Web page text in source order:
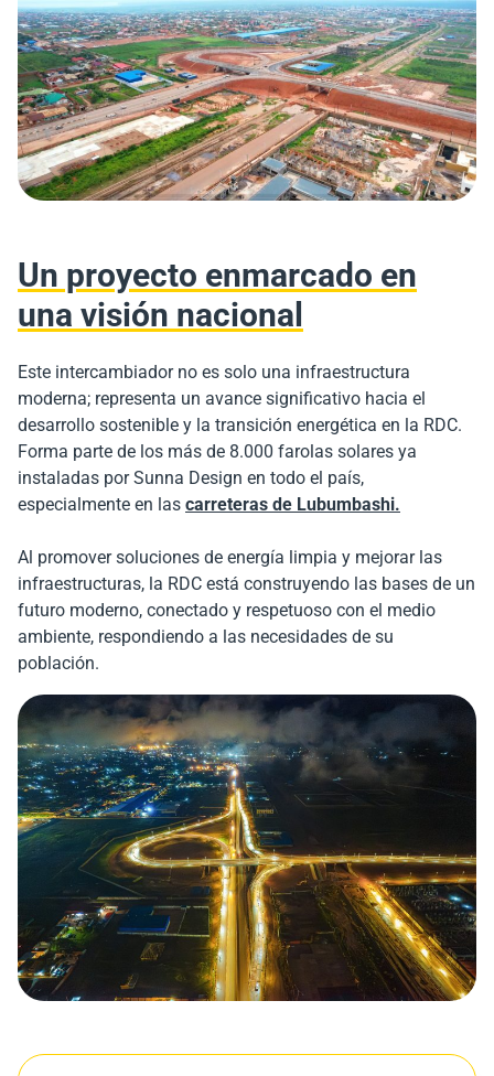
Un proyecto enmarcado en
una visión nacional
Este intercambiador no es solo una infraestructura
moderna; representa un avance significativo hacia el
desarrollo sostenible y la transición energética en la RDC.
Forma parte de los más de 8.000 farolas solares ya
instaladas por Sunna Design en todo el país,
especialmente en las carreteras de Lubumbashi.
Al promover soluciones de energía limpia y mejorar las
infraestructuras, la RDC está construyendo las bases de un
futuro moderno, conectado y respetuoso con el medio
ambiente, respondiendo a las necesidades de su
población.